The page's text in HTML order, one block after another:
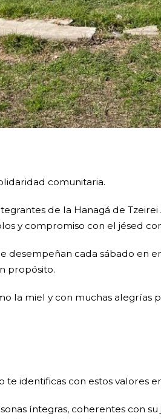
comunitaria.
de la Hanagá de
y compromiso con el jésed
desempeñan cada sábado en
propósito.
la miel y con muchas alegrías
te identificas con estos valores
íntegras, coherentes con